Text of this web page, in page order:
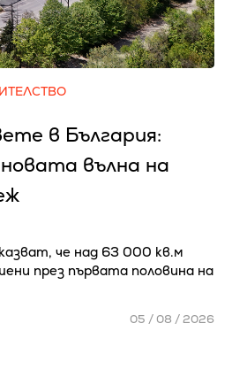
в България:
вълна на
че над 63 000 кв.м
през първата половина на
05 / 08 / 2026